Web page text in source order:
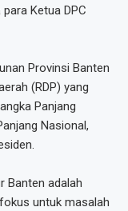
Ketua DPC
Provinsi Banten
(RDP) yang
Panjang
Nasional,
Banten adalah
untuk masalah